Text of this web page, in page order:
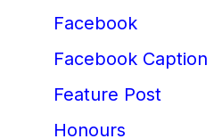
Facebook
Facebook Caption
Feature Post
Honours